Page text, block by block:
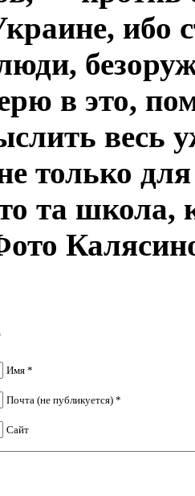
ибо
в это,
весь
только
та
Имя *
Почта (не публикуется) *
Сайт